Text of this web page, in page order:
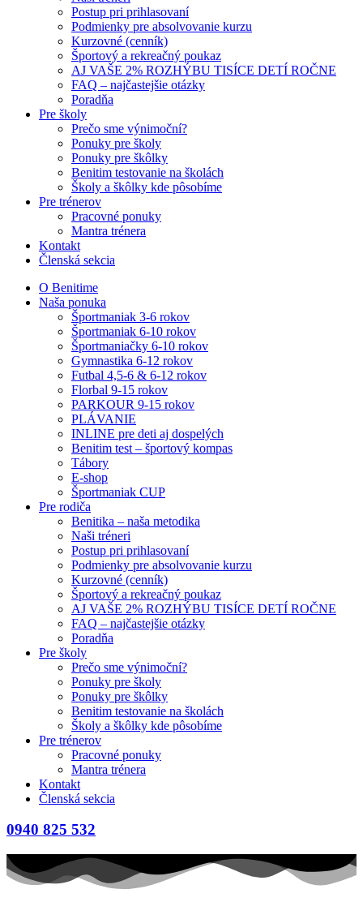
Postup pri prihlasovaní
Podmienky pre absolvovanie kurzu
Kurzovné (cenník)
Športový a rekreačný poukaz
AJ VAŠE 2% ROZHÝBU TISÍCE DETÍ ROČNE
FAQ – najčastejšie otázky
Poradňa
Pre školy
Prečo sme výnimoční?
Ponuky pre školy
Ponuky pre škôlky
Benitim testovanie na školách
Školy a škôlky kde pôsobíme
Pre trénerov
Pracovné ponuky
Mantra trénera
Kontakt
Členská sekcia
O Benitime
Naša ponuka
Športmaniak 3-6 rokov
Športmaniak 6-10 rokov
Športmaniačky 6-10 rokov
Gymnastika 6-12 rokov
Futbal 4,5-6 & 6-12 rokov
Florbal 9-15 rokov
PARKOUR 9-15 rokov
PLÁVANIE
INLINE pre deti aj dospelých
Benitim test – športový kompas
Tábory
E-shop
Športmaniak CUP
Pre rodiča
Benitika – naša metodika
Naši tréneri
Postup pri prihlasovaní
Podmienky pre absolvovanie kurzu
Kurzovné (cenník)
Športový a rekreačný poukaz
AJ VAŠE 2% ROZHÝBU TISÍCE DETÍ ROČNE
FAQ – najčastejšie otázky
Poradňa
Pre školy
Prečo sme výnimoční?
Ponuky pre školy
Ponuky pre škôlky
Benitim testovanie na školách
Školy a škôlky kde pôsobíme
Pre trénerov
Pracovné ponuky
Mantra trénera
Kontakt
Členská sekcia
0940 825 532